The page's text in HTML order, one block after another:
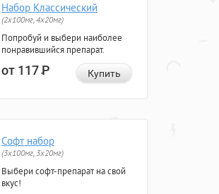
Набор Классический
(2x100мг, 4x20мг)
Попробуй и выбери наиболее
понравившийся препарат.
от 117Р Купить
Софт набор
(3x100мг, 3x20мг)
Выбери софт-препарат на свой
вкус!